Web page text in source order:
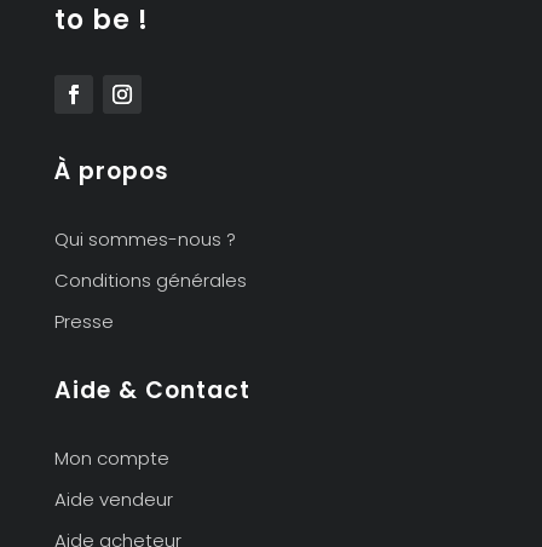
to be !
À propos
Qui sommes-nous ?
Conditions générales
Presse
Aide & Contact
Mon compte
Aide vendeur
Aide acheteur